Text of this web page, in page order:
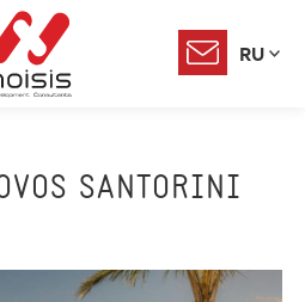
RU
SANTORINI